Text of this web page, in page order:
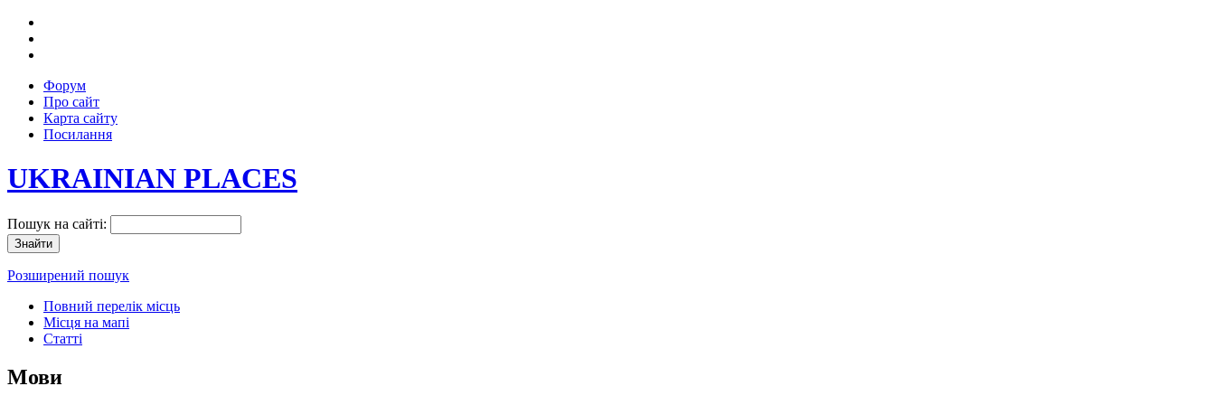
Форум
Про сайт
Карта сайту
Посилання
UKRAINIAN PLACES
Пошук на сайті:
Розширений пошук
Повний перелік місць
Місця на мапі
Статті
Мови